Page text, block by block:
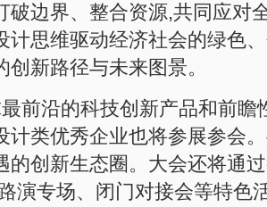
破边界、整合资源,共同应对
计思维驱动经济社会的绿色
创新路径与未来图景。
前沿的科技创新产品和前瞻
计类优秀企业也将参展参会
的创新生态圈。大会还将通
演专场、闭门对接会等特色